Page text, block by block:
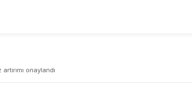
onaylandı